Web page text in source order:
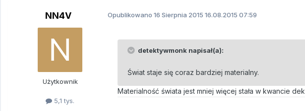
NN4V
Użytkownik
5,1 tys.
Opublikowano 16 Sierpnia 2015 16.08.2015 07:59
detektywmonk napisał(a):
Świat staje się coraz bardziej materialny.
Materialność świata jest mniej więcej stała w kwancie